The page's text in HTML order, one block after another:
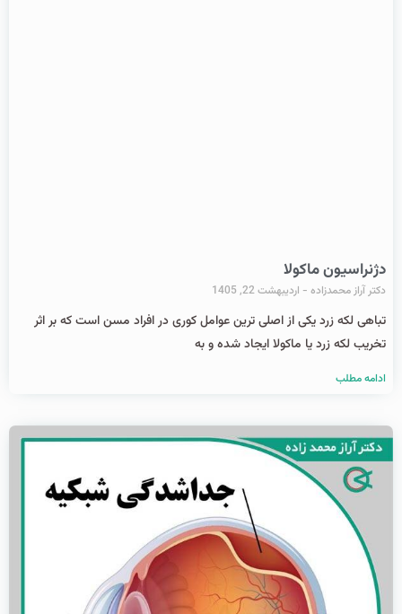
دژنراسیون ماکولا
دکتر آراز محمدزاده اردیبهشت 22, 1405
تباهی لکه زرد یکی از اصلی ترین عوامل کوری در افراد مسن است که بر اثر
تخریب لکه زرد یا ماکولا ایجاد شده و به
ادامه مطلب